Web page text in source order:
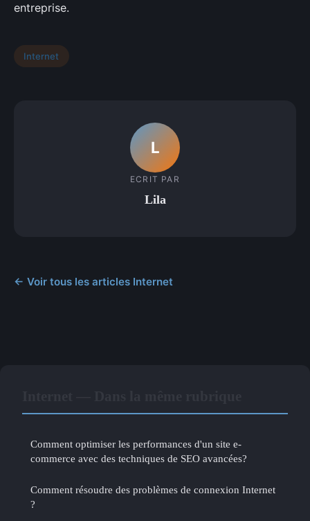
entreprise.
Internet
L
ECRIT PAR
Lila
← Voir tous les articles Internet
Comment optimiser les performances d'un site e-
commerce avec des techniques de SEO avancées?
Comment résoudre des problèmes de connexion Internet
?